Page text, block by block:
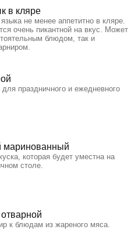
в кляре
не менее аппетитно в кляре.
очень пикантной на вкус. Может
блюдом, так и
праздничного и ежедневного
маринованный
которая будет уместна на
столе.
к блюдам из жареного мяса.